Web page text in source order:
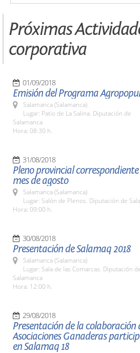
Próximas
corporativa
01/09/2018
Emisión del Programa
Salamanca (Salamanca)
Lugar: Patio de La Salina. Diputación de
Salamanca
Hora: 08:30 h.
31/08/2018
Pleno provincial
mes de agosto
Salamanca (Salamanca)
Lugar: Salón de Plenos. Diputación de
Hora: 09:00 h.
30/08/2018
Presentación de Salamaq 2018
Salamanca (Salamanca)
Lugar: Sala de las Comarcas. Diputación
Salamanca
Hora: 12:00 h.
29/08/2018
Presentación de la colaboración
Asociaciones Ganaderas
en Salamaq 18